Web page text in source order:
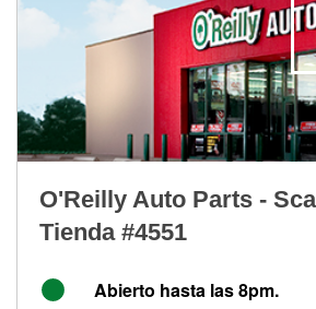
O'Reilly Auto Parts -
Tienda #4551
Abierto hasta las 8pm.